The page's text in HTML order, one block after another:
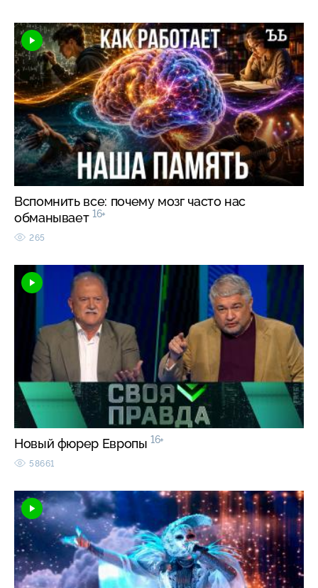
Вспомнить все: почему мозг часто нас
обманывает 16+
265
Новый фюрер Европы 16+
58661